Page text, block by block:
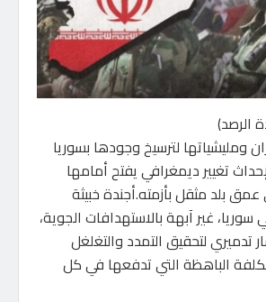
الرصد)
ومليشياتها لترسيخ وجودها بسوريا
تغيير ديمغرافي يفتح أمامها
بلد مثقل بأزمته.أجندة خبيثة
غير آبهة بالاستهدافات الجوية،
لتحقيق التمدد والتغلغل
الباهظة التي تدفعها في كل